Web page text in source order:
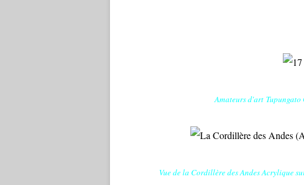
Amateurs d'art
Vue de la Cordillère des Andes Acrylique